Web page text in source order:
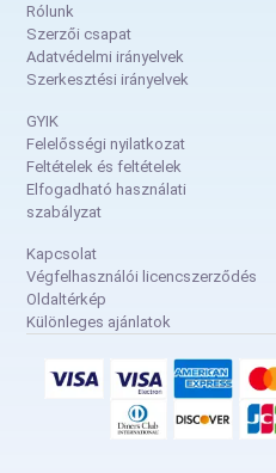
Rólunk
Szerzői csapat
Adatvédelmi irányelvek
Szerkesztési irányelvek
GYIK
Felelősségi nyilatkozat
Feltételek és feltételek
Elfogadható használati
szabályzat
Kapcsolat
Végfelhasználói licencszerződés
Oldaltérkép
Különleges ajánlatok